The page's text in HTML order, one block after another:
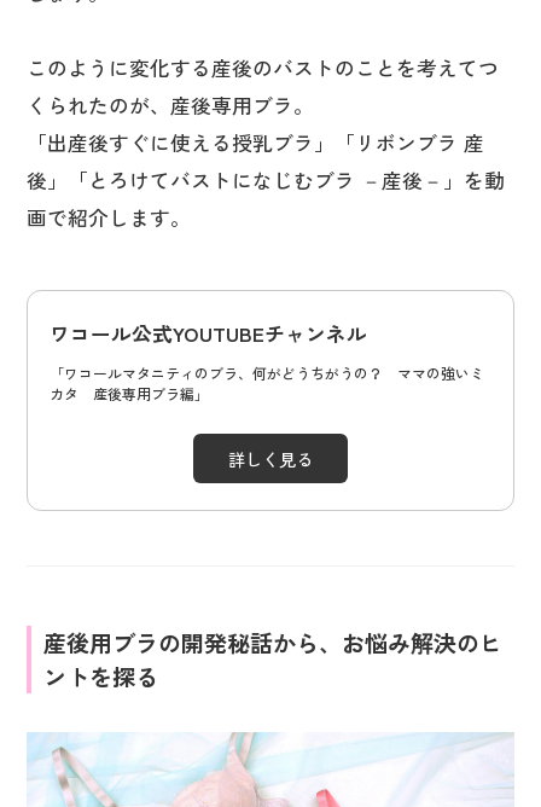
このように変化する産後のバストのことを考えてつ
くられたのが、産後専用ブラ。
「出産後すぐに使える授乳ブラ」「リボンブラ 産
後」「とろけてバストになじむブラ －産後－」を動
画で紹介します。
ワコール公式YOUTUBEチャンネル
「ワコールマタニティのブラ、何がどうちがうの？ ママの強いミ
カタ 産後専用ブラ編」
詳しく見る
産後用ブラの開発秘話から、お悩み解決のヒ
ントを探る